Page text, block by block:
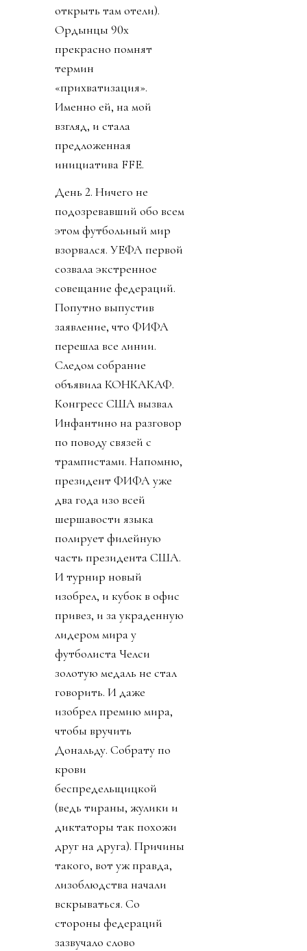
открыть там отели).
Ордынцы 90х
прекрасно помнят
термин
«прихватизация».
Именно ей, на мой
взгляд, и стала
предложенная
инициатива FFE.
День 2. Ничего не
подозревавший обо всем
этом футбольный мир
взорвался. УЕФА первой
созвала экстренное
совещание федераций.
Попутно выпустив
заявление, что ФИФА
перешла все линии.
Следом собрание
объявила КОНКАКАФ.
Конгресс США вызвал
Инфантино на разговор
по поводу связей с
трампистами. Напомню,
президент ФИФА уже
два года изо всей
шершавости языка
полирует филейную
часть президента США.
И турнир новый
изобрел, и кубок в офис
привез, и за украденную
лидером мира у
футболиста Челси
золотую медаль не стал
говорить. И даже
изобрел премию мира,
чтобы вручить
Дональду. Собрату по
крови
беспредельщицкой
(ведь тираны, жулики и
диктаторы так похожи
друг на друга). Причины
такого, вот уж правда,
лизоблюдства начали
вскрываться. Со
стороны федераций
зазвучало слово